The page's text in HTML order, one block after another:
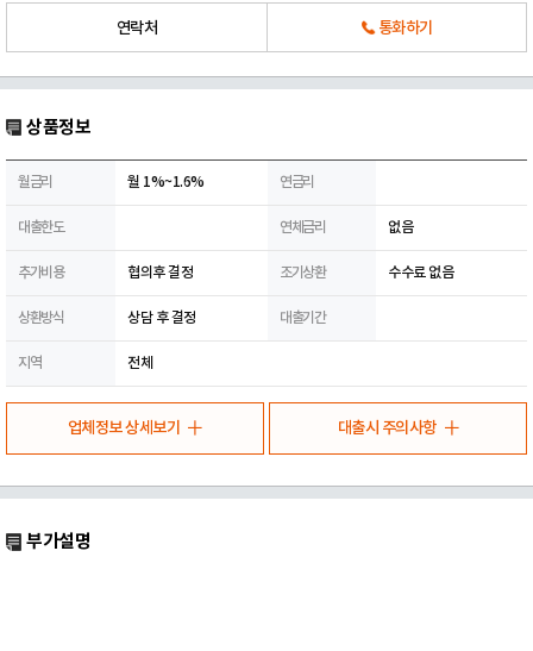
연락처 통화하기
상품정보
월금리 월 1%~1.6% 연금리
대출한도 연체금리 없음
추가비용 협의후 결정 조기상환 수수료 없음
상환방식 상담 후 결정 대출기간
지역 전체
업체정보 상세보기 대출시 주의사항
부가설명